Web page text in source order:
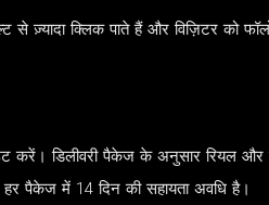
ज़्यादा क्लिक पाते हैं और विज़िटर को
करें। डिलीवरी पैकेज के अनुसार रियल और
पैकेज में 14 दिन की सहायता अवधि है।